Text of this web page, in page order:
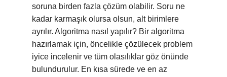
soruna birden fazla çözüm olabilir. Soru ne
kadar karmaşık olursa olsun, alt birimlere
ayrılır. Algoritma nasıl yapılır? Bir algoritma
hazırlamak için, öncelikle çözülecek problem
iyice incelenir ve tüm olasılıklar göz önünde
bulundurulur. En kısa sürede ve en az